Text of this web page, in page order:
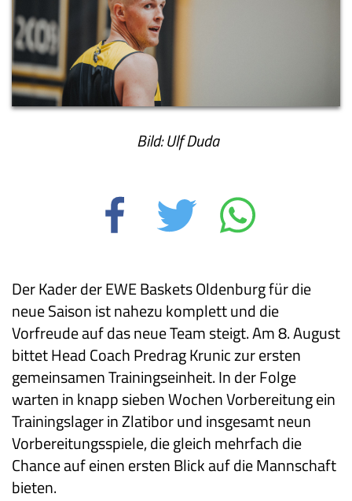
Bild: Ulf Duda
Der Kader der EWE Baskets Oldenburg für die
neue Saison ist nahezu komplett und die
Vorfreude auf das neue Team steigt. Am 8. August
bittet Head Coach Predrag Krunic zur ersten
gemeinsamen Trainingseinheit. In der Folge
warten in knapp sieben Wochen Vorbereitung ein
Trainingslager in Zlatibor und insgesamt neun
Vorbereitungsspiele, die gleich mehrfach die
Chance auf einen ersten Blick auf die Mannschaft
bieten.